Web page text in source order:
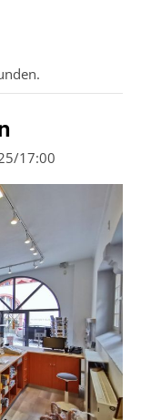
17:00